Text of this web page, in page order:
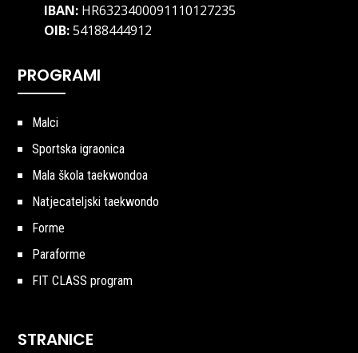
IBAN:HR6323400091110127235
OIB:54188444912
PROGRAMI
Malci
Sportska igraonica
Mala škola taekwondoa
Natjecateljski taekwondo
Forme
Paraforme
FIT CLASS program
STRANICE